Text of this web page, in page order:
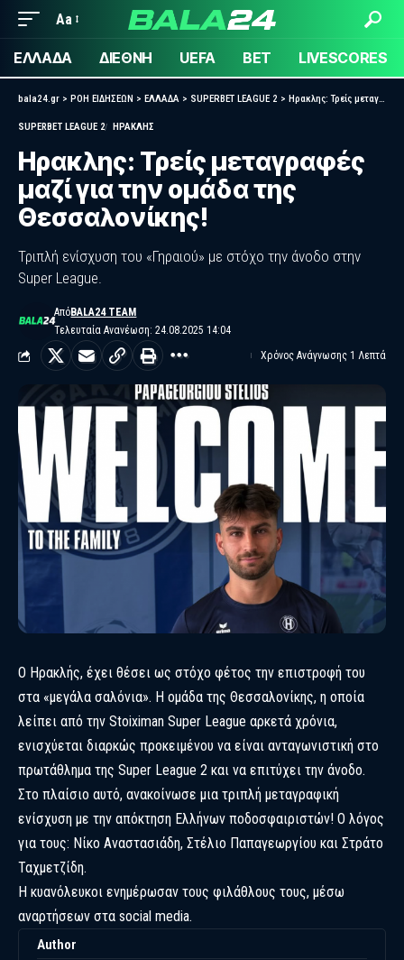
Aa
ΕΛΛΑΔΑ ΔΙΕΘΝΗ UEFA BET LIVESCORES
bala24.gr > ΡΟΗ ΕΙΔΗΣΕΩΝ > ΕΛΛΑΔΑ > SUPERBET LEAGUE 2 > Ηρακλης: Τρείς μεταγραφές μαζί για την ομάδα της Θεσσαλονίκης!
SUPERBET LEAGUE 2 ΗΡΑΚΛΉΣ
Ηρακλης: Τρείς μεταγραφές
μαζί για την ομάδα της
Θεσσαλονίκης!
Τριπλή ενίσχυση του «Γηραιού» με στόχο την άνοδο στην
Super League.
Τελευταία Ανανέωση: 24.08.2025 14:04
ΑπόBALA24 TEAM
Χρόνος Ανάγνωσης 1 Λεπτά
Ο Ηρακλής, έχει θέσει ως στόχο φέτος την επιστροφή του
στα «μεγάλα σαλόνια». Η ομάδα της Θεσσαλονίκης, η οποία
λείπει από την Stoiximan Super League αρκετά χρόνια,
ενισχύεται διαρκώς προκειμένου να είναι ανταγωνιστική στο
πρωτάθλημα της Super League 2 και να επιτύχει την άνοδο.
Στο πλαίσιο αυτό, ανακοίνωσε μια τριπλή μεταγραφική
ενίσχυση με την απόκτηση Ελλήνων ποδοσφαιριστών! Ο λόγος
για τους: Νίκο Αναστασιάδη, Στέλιο Παπαγεωργίου και Στράτο
Ταχμετζίδη.
Η κυανόλευκοι ενημέρωσαν τους φιλάθλους τους, μέσω
αναρτήσεων στα social media.
Author